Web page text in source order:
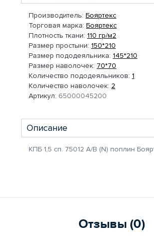
Производитель: Бояртекс
Торговая марка: Бояртекс
Плотность ткани: 110 гр/м2
Размер простыни: 150*210
Размер пододеяльника: 145*210
Размер наволочек: 70*70
Количество пододеяльников: 1
Количество наволочек: 2
Артикул: 65000045200
Описание
КПБ 1,5 сп. 75012 A/B (N) поплин
Отзывы (0)